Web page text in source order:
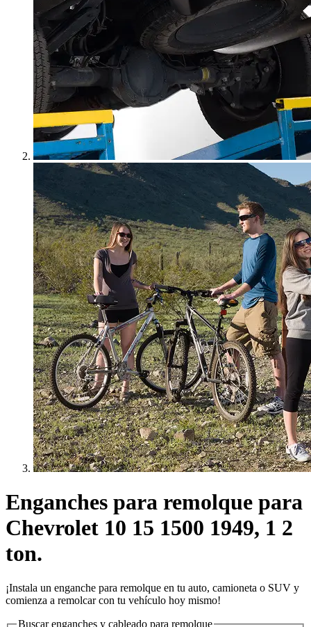
Enganches para remolque para
Chevrolet 10 15 1500 1949, 1 2
ton.
¡Instala un enganche para remolque en tu auto, camioneta o SUV y
comienza a remolcar con tu vehículo hoy mismo!
Buscar enganches y cableado para remolque